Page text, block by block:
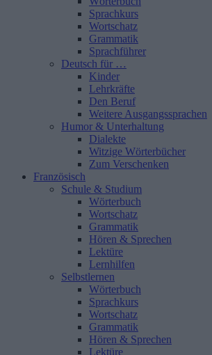
Sprachkurs
Wortschatz
Grammatik
Sprachführer
Deutsch für …
Kinder
Lehrkräfte
Den Beruf
Weitere Ausgangssprachen
Humor & Unterhaltung
Dialekte
Witzige Wörterbücher
Zum Verschenken
Französisch
Schule & Studium
Wörterbuch
Wortschatz
Grammatik
Hören & Sprechen
Lektüre
Lernhilfen
Selbstlernen
Wörterbuch
Sprachkurs
Wortschatz
Grammatik
Hören & Sprechen
Lektüre